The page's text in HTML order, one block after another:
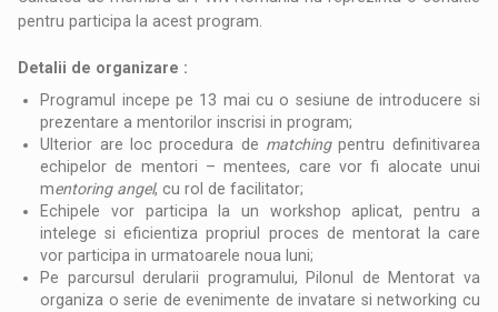
pentru participa la acest program.
Detalii de organizare :
Programul incepe pe 13 mai cu o sesiune de introducere si
prezentare a mentorilor inscrisi in program;
Ulterior are loc procedura de matchingpentru definitivarea
echipelor de mentori – mentees, care vor fi alocate unui
mentoring angel, cu rol de facilitator;
Echipele vor participa la un workshop aplicat, pentru a
intelege si eficientiza propriul proces de mentorat la care
vor participa in urmatoarele noua luni;
Pe parcursul derularii programului, Pilonul de Mentorat va
organiza o serie de evenimente de invatare si networking cu